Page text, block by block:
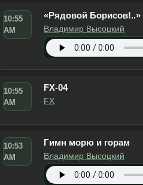
Historico recente
Atualizado: 13 min atrás
AM
«Рядовой Борисов!..»
Владимир Высоцкий
OUVIR
FX-04
FX